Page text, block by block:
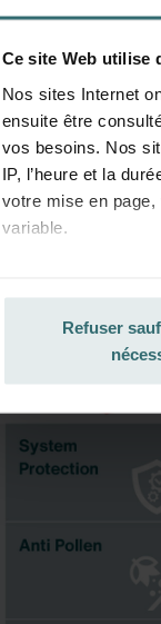
Ce site Web utilise
Nos sites Internet
ensuite être
vos besoins. Nos
IP, l’heure et la
votre mise en
variable.
pour touts les
Vous pouvez
le navigateur Web
en outre effacer à
Cette opération
l’enregistrement
Pour plus de
Refuser